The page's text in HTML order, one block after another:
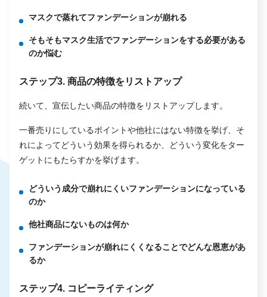
マスクで蒸れてファンデーションが崩れる
そもそもマスク生活でファンデーションをする必要がある
のか悩む
ステップ3. 商品の特徴をリストアップ
続いて、宣伝したい商品の特徴をリストアップします。
一番売りにしているポイントや他社にはない特徴を挙げ、そ
れによってどういう効果を得られるか、どういう変化をター
ゲットにもたらすかを挙げます。
どういう成分で崩れにくいファンデーションになっている
のか
他社商品にないものは何か
ファンデーションが崩れにくくなることでどんな恩恵があ
るか
ステップ4. コピーライティング